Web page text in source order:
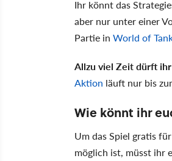
Ihr könnt das
aber nur unter einer
Partie in World of
Allzu viel Zeit dürft
Aktion läuft nur bis
Wie könnt ihr
Um das Spiel gratis
möglich ist, müsst ihr